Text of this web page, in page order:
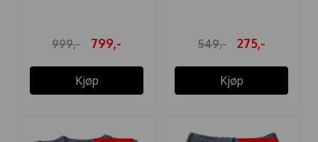
999,- 799,-
Kjøp
549,- 275,-
Kjøp